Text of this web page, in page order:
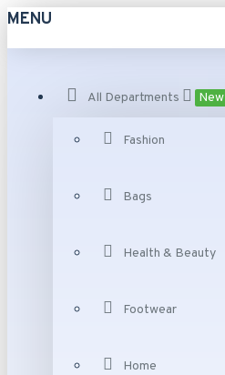
MENU
All Departments New
Fashion
Bags
Health & Beauty
Footwear
Home